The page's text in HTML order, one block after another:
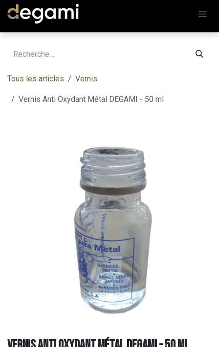
Se rendre au contenu
Tous les articles Vernis
Vernis Anti Oxydant Métal DEGAMI - 50 ml